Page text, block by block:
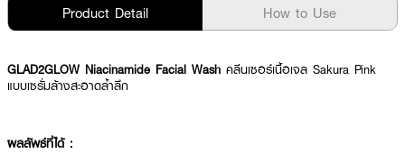
Product Detail How to Use
GLAD2GLOW Niacinamide Facial Wash คลีนเซอร์เนื้อเจล Sakura Pink
แบบเซรั่มล้างสะอาดล้ำลึก
ผลลัพธ์ที่ได้ :